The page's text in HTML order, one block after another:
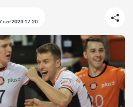
cze 2023 17:20